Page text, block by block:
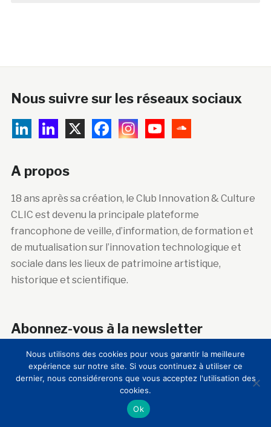
Nous suivre sur les réseaux sociaux
A propos
18 ans après sa création, le Club Innovation & Culture
CLIC est devenu la principale plateforme
francophone de veille, d’information, de formation et
de mutualisation sur l’innovation technologique et
sociale dans les lieux de patrimoine artistique,
historique et scientifique.
Abonnez-vous à la newsletter
Courriel :
Nous utilisons des cookies pour vous garantir la meilleure
expérience sur notre site. Si vous continuez à utiliser ce
dernier, nous considérerons que vous acceptez l'utilisation des
cookies.
Ok